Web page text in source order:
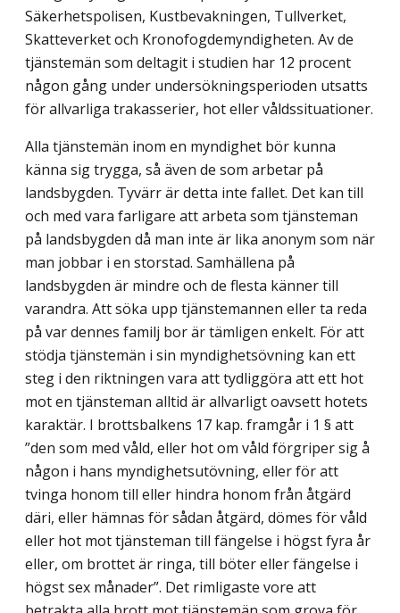
Säkerhetspolisen, Kustbevakningen, Tullverket,
Skatteverket och Kronofogdemyndigheten. Av de
tjänstemän som deltagit i studien har 12 procent
någon gång under undersökningsperioden utsatts
för allvarliga trakasserier, hot eller våldssituationer.
Alla tjänstemän inom en myndighet bör kunna
känna sig trygga, så även de som arbetar på
landsbygden. Tyvärr är detta inte fallet. Det kan till
och med vara farligare att arbeta som tjänsteman
på landsbygden då man inte är lika anonym som när
man jobbar i en storstad. Samhällena på
landsbygden är mindre och de flesta känner till
varandra. Att söka upp tjänstemannen eller ta reda
på var dennes familj bor är tämligen enkelt. För att
stödja tjänstemän i sin myndighetsövning kan ett
steg i den riktningen vara att tydliggöra att ett hot
mot en tjänsteman alltid är allvarligt oavsett hotets
karaktär. I brotts­balkens 17 kap. framgår i 1 § att
”den som med våld, eller hot om våld för­griper sig å
någon i hans myndighetsutövning, eller för att
tvinga honom till eller hindra honom från åtgärd
däri, eller hämnas för sådan åtgärd, dömes för våld
eller hot mot tjänsteman till fängelse i högst fyra år
eller, om brottet är ringa, till böter eller fängelse i
högst sex månader”. Det rimligaste vore att